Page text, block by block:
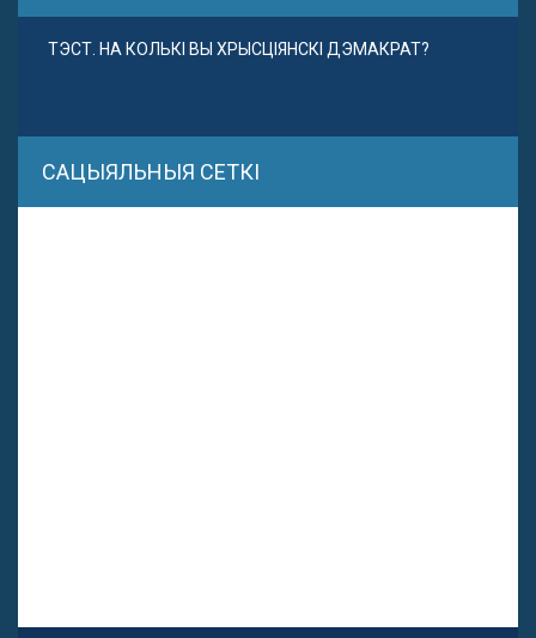
ТЭСТ. НА КОЛЬКІ ВЫ ХРЫСЦІЯНСКІ ДЭМАКРАТ?
САЦЫЯЛЬНЫЯ СЕТКІ